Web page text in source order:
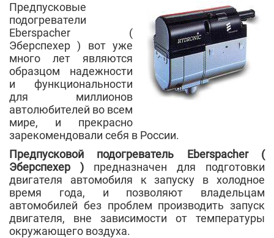
Предпусковые
подогреватели
Eberspacher (
Эберспехер ) вот уже
много лет являются
образцом надежности
и функциональности
для миллионов
автолюбителей во всем
мире, и прекрасно
зарекомендовали себя в России.
Предпусковой подогреватель Eberspacher (
Эберспехер ) предназначен для подготовки
двигателя автомобиля к запуску в холодное
время года, и позволяют владельцам
автомобилей без проблем производить запуск
двигателя, вне зависимости от температуры
окружающего воздуха.